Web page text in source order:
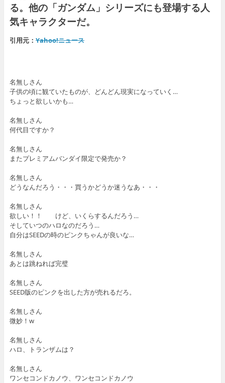
る。他の「ガンダム」シリーズにも登場する人
気キャラクターだ。
引用元： Yahoo!ニュース
名無しさん
子供の頃に観ていたものが、どんどん現実になっていく…
ちょっと欲しいかも…
名無しさん
何代目ですか？
名無しさん
またプレミアムバンダイ限定で発売か？
名無しさん
どうなんだろう・・・買うかどうか迷うなあ・・・
名無しさん
欲しい！！ けど、いくらするんだろう…
そしていつのハロなのだろう…
自分はSEEDの時のピンクちゃんが良いな…
名無しさん
あとは跳ねれば完璧
名無しさん
SEED版のピンクを出した方が売れるだろ。
名無しさん
微妙！w
名無しさん
ハロ、トランザムは？
名無しさん
ワンセコンドカノウ、ワンセコンドカノウ